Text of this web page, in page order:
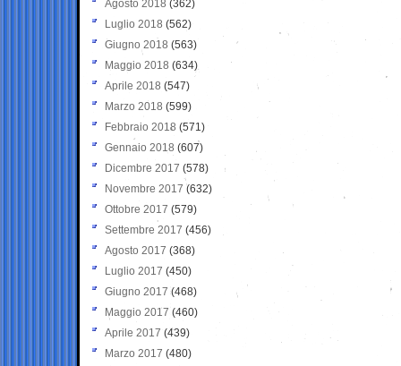
Agosto 2018 (362)
Luglio 2018 (562)
Giugno 2018 (563)
Maggio 2018 (634)
Aprile 2018 (547)
Marzo 2018 (599)
Febbraio 2018 (571)
Gennaio 2018 (607)
Dicembre 2017 (578)
Novembre 2017 (632)
Ottobre 2017 (579)
Settembre 2017 (456)
Agosto 2017 (368)
Luglio 2017 (450)
Giugno 2017 (468)
Maggio 2017 (460)
Aprile 2017 (439)
Marzo 2017 (480)